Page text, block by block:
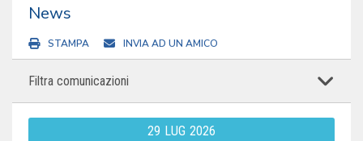
News
STAMPA INVIA AD UN AMICO
Filtra comunicazioni
29 LUG 2026